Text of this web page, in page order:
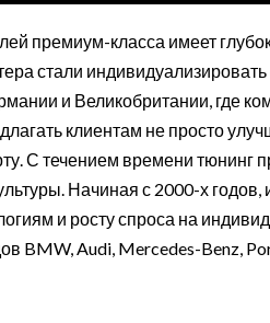
премиум-класса имеет
стали
и Великобритании, где
клиентам не просто
С течением времени
Начиная с 2000-х
и росту спроса на
BMW, Audi, Mercedes-Benz,